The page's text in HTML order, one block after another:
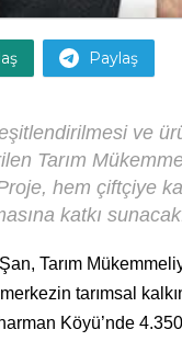
Paylaş
ve
Tarım
hem çiftçiye
katkı
Tarım
tarımsal
Köyü’nde